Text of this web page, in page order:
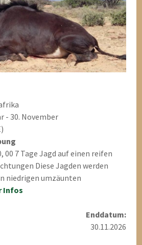
- 30. November
00 7 Tage Jagd auf einen reifen
Diese Jagden werden
niedrigen umzäunten
Infos
Enddatum:
30.11.2026